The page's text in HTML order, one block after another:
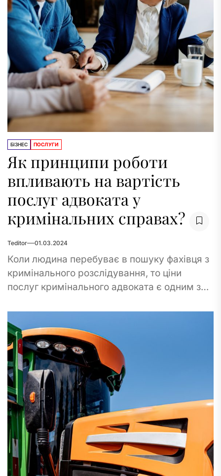
БІЗНЕС ПОСЛУГИ
Як принципи роботи
впливають на вартість
послуг адвоката у
кримінальних справах?
Teditor 01.03.2024
Коли людина перебуває в пошуку фахівця з
кримінального розслідування, то ціни
послуг кримінального адвоката є одним з
під час вибору фахівця....